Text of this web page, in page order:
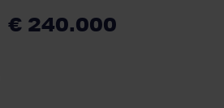
€ 240.000